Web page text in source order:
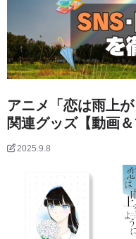
アニメ「恋は雨上
関連グッズ【動画＆
2025.9.8